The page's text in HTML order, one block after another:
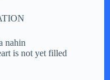
nahin
is not yet filled